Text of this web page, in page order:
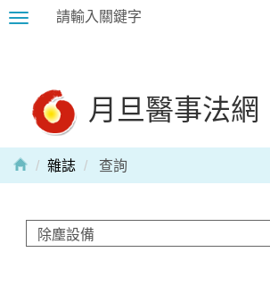
Toggle
月旦醫事法網
雜誌 查詢